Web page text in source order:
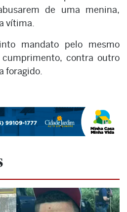
de uma menina,
vítima.
mandato pelo mesmo
contra outro
foragido.